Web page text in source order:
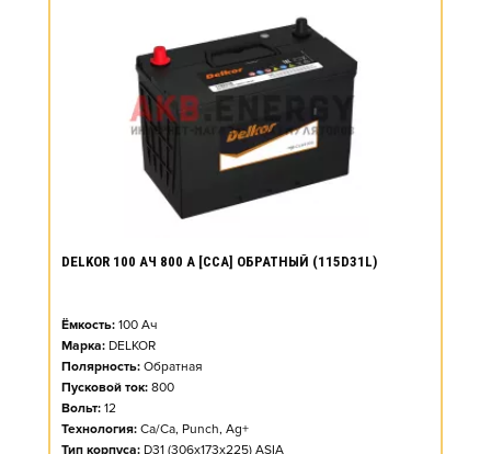
DELKOR 100 АЧ 800 А [CCA] ОБРАТНЫЙ (115D31L)
Ёмкость: 100 Ач
Марка: DELKOR
Полярность: Обратная
Пусковой ток: 800
Вольт: 12
Технология: Ca/Ca, Punch, Ag+
Тип корпуса: D31 (306x173x225) ASIA